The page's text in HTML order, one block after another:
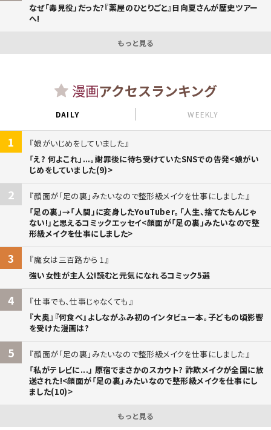
なぜ「毒見役」だった?『薬屋のひとりごと』日向夏さんが歴史ツアー
へ!
もっと見る
漫画アクセスランキング
DAILY WEEKLY
1
娘がいじめをしていました
「え? 何よこれ」...。謝罪後に待ち受けていたSNSでの告発<娘がい
じめをしていました(9)>
2
顔面が「足の裏」みたいなので整形級メイクを仕事にしました
「足の裏」→「人間」に変身したYouTuber。「人生、捨てたもんじゃ
ない!」と思えるコミックエッセイ<顔面が「足の裏」みたいなので整
形級メイクを仕事にしました>
3
魔女は三百路から 1
強い女性が主人公!読むと元気になれるコミック5選
4
仕事でも、仕事じゃなくても
『大奥』『何食べ』よしながふみ初のインタビュー本。子どもの頃影響
を受けた漫画は?
5
顔面が「足の裏」みたいなので整形級メイクを仕事にしました
「私がテレビに...」 原宿でまさかのスカウト? 詐欺メイクが全国に放
送された!<顔面が「足の裏」みたいなので整形級メイクを仕事にし
ました(10)>
もっと見る